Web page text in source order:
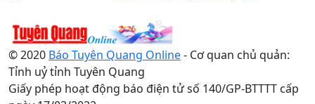
© 2020 Báo Tuyên Quang Online- Cơ quan chủ quản:
Tỉnh uỷ tỉnh Tuyên Quang
Giấy phép hoạt động báo điện tử số 140/GP-BTTTT cấp